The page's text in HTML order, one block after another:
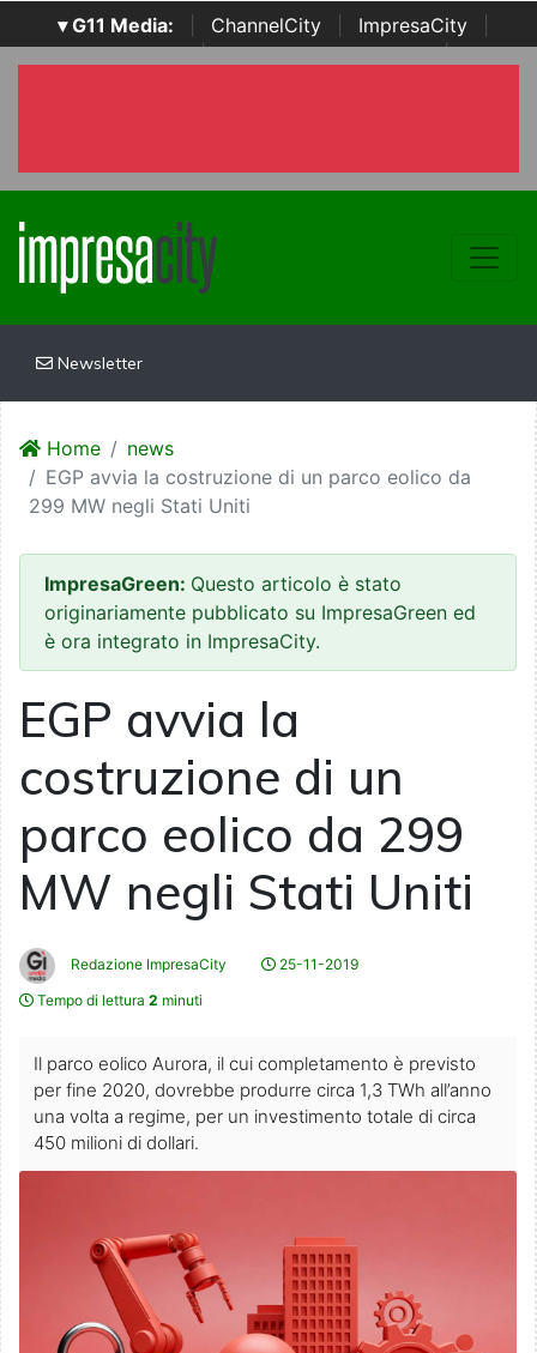
▾ G11 Media: ChannelCity ImpresaCity
SecurityOpenLab | Italian Channel Awards | Italian
Newsletter
Home
news
EGP avvia la costruzione di un parco eolico da
299 MW negli Stati Uniti
ImpresaGreen: Questo articolo è stato
originariamente pubblicato su ImpresaGreen ed
è ora integrato in ImpresaCity.
EGP avvia la
costruzione di un
parco eolico da 299
MW negli Stati Uniti
Redazione ImpresaCity
25-11-2019
Tempo di lettura 2 minuti
Il parco eolico Aurora, il cui completamento è previsto
per fine 2020, dovrebbe produrre circa 1,3 TWh all’anno
una volta a regime, per un investimento totale di circa
450 milioni di dollari.